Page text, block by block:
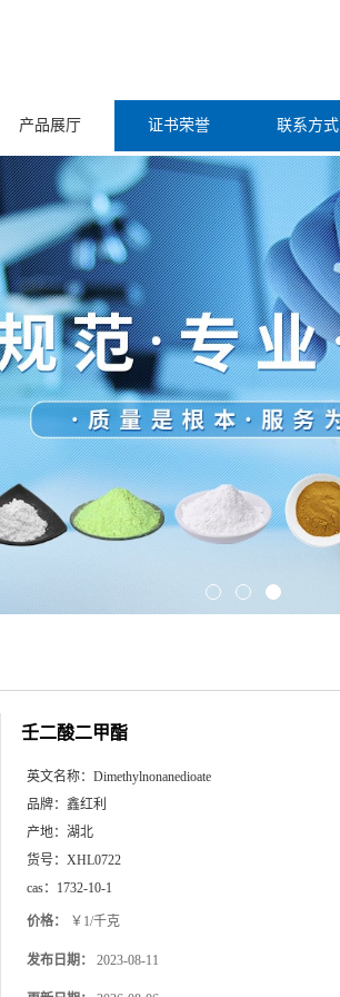
产品展厅 证书荣誉 联系方式
壬二酸二甲酯
英文名称： Dimethylnonanedioate
品牌： 鑫红利
产地： 湖北
货号： XHL0722
cas： 1732-10-1
价格： ￥1/千克
发布日期： 2023-08-11